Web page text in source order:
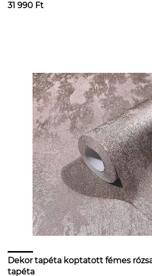
31 990 Ft
Dekor tapéta koptatott fémes
tapéta